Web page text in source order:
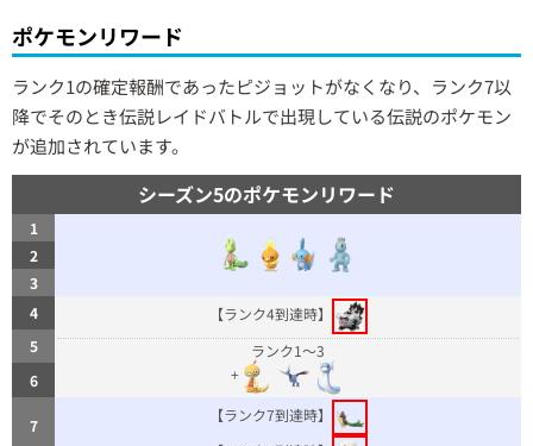
ポケモンリワード
ランク1の確定報酬であったピジョットがなくなり、ランク7以
降でそのとき伝説レイドバトルで出現している伝説のポケモン
が追加されています。
シーズン5のポケモンリワード
1
2
3
4
【ランク4到達時】
ランク1～3
+
5
6
7
【ランク7到達時】